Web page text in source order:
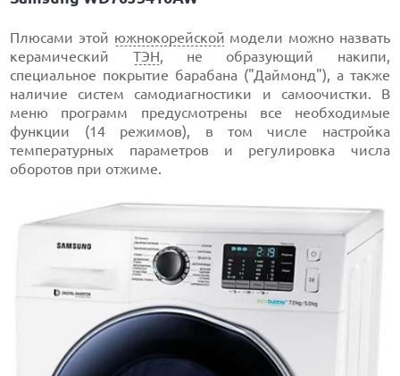
Плюсами этой южнокорейской модели можно назвать
керамический ТЭН, не образующий накипи,
специальное покрытие барабана ("Даймонд"), а также
наличие систем самодиагностики и самоочистки. В
меню программ предусмотрены все необходимые
функции (14 режимов), в том числе настройка
температурных параметров и регулировка числа
оборотов при отжиме.